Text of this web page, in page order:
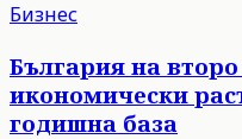
Бизнес
България на
икономически
годишна база